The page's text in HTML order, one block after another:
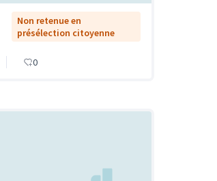
Non retenue en
présélection citoyenne
0